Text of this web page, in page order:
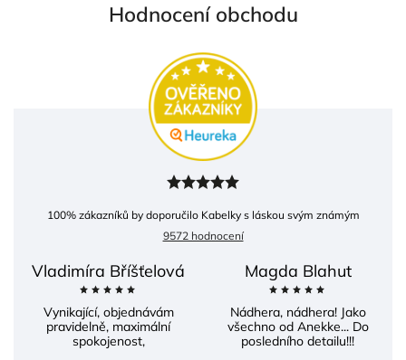
Hodnocení obchodu
100% zákazníků by doporučilo Kabelky s láskou svým známým
9572 hodnocení
Vladimíra Bříšťelová
Vynikající, objednávám
pravidelně, maximální
spokojenost,
Magda Blahut
Nádhera, nádhera! Jako
všechno od Anekke... Do
posledního detailu!!!